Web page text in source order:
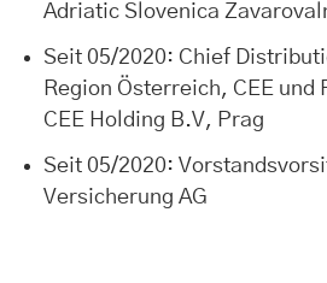
Adriatic Slovenica
Seit 05/2020: Chief
Region Österreich, CEE und
CEE Holding B.V, Prag
Seit 05/2020:
Versicherung AG